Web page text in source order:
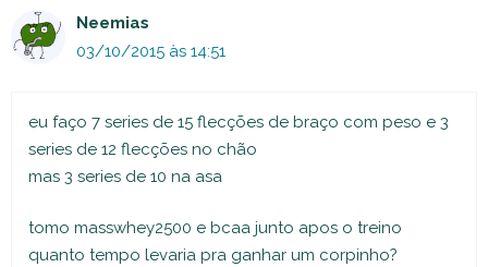
Neemias
03/10/2015 às 14:51
eu faço 7 series de 15 flecções de braço com peso e 3
series de 12 flecções no chão
mas 3 series de 10 na asa
tomo masswhey2500 e bcaa junto apos o treino
quanto tempo levaria pra ganhar um corpinho?